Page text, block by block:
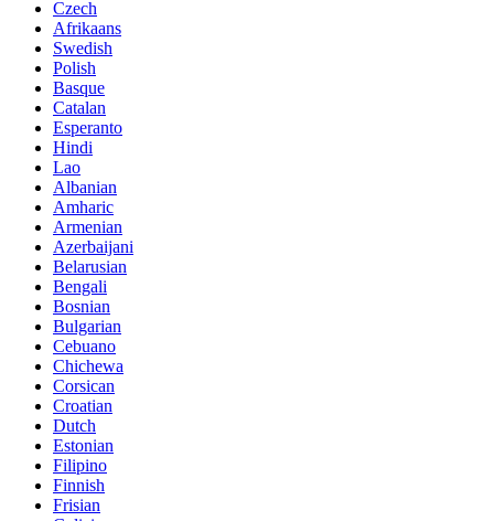
Czech
Afrikaans
Swedish
Polish
Basque
Catalan
Esperanto
Hindi
Lao
Albanian
Amharic
Armenian
Azerbaijani
Belarusian
Bengali
Bosnian
Bulgarian
Cebuano
Chichewa
Corsican
Croatian
Dutch
Estonian
Filipino
Finnish
Frisian